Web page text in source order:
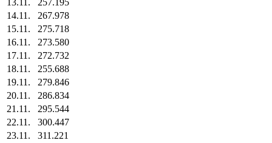
13.11.
257.195
14.11.
267.978
15.11.
275.718
16.11.
273.580
17.11.
272.732
18.11.
255.688
19.11.
279.846
20.11.
286.834
21.11.
295.544
22.11.
300.447
23.11.
311.221